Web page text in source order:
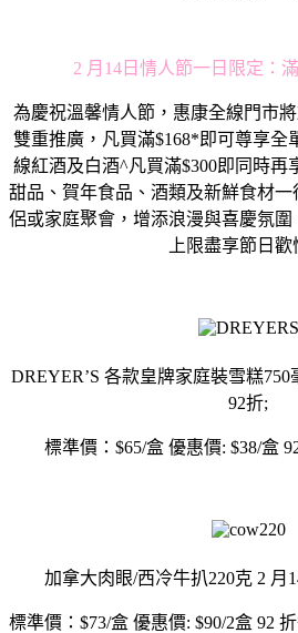
2 月14日情人節一日限定：
為慶祝溫馨情人節，惠康全線門市
雙重推廣，凡買滿$168*即可尊享全
線紅酒及白酒^凡買滿$300即同時再
甜品、賀年食品、酒類及新鮮食材
侶或家庭聚會，增添浪漫與喜慶氛
上限盡享節日歡
DREYER’S 各款皇牌家庭裝雪糕
92折;
標準價：$65/盒 優惠價: $38/盒
加拿大肉眼/西冷牛扒220克 2 月
標準價：$73/盒 優惠價: $90/2盒 92